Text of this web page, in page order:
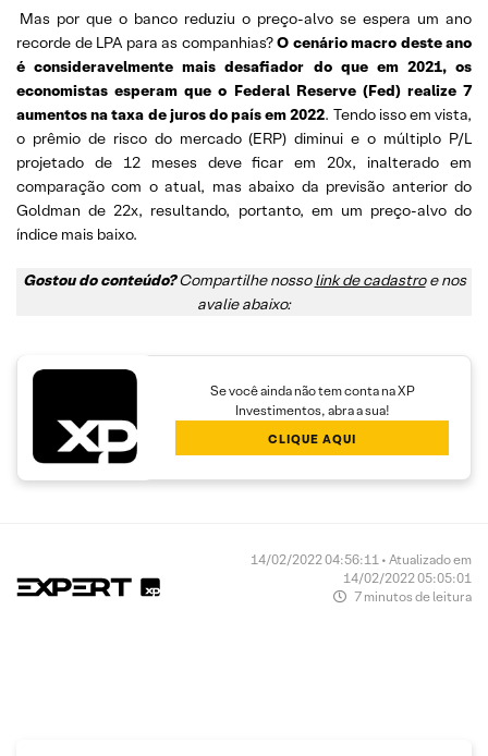
Mas por que o banco reduziu o preço-alvo se espera um ano
recorde de LPA para as companhias?O cenário macro deste ano
é consideravelmente mais desafiador do que em 2021, os
economistas esperam que o Federal Reserve (Fed) realize 7
aumentos na taxa de juros do país em 2022. Tendo isso em vista,
o prêmio de risco do mercado (ERP) diminui e o múltiplo P/L
projetado de 12 meses deve ficar em 20x, inalterado em
comparação com o atual, mas abaixo da previsão anterior do
Goldman de 22x, resultando, portanto, em um preço-alvo do
índice mais baixo.
Gostou do conteúdo?Compartilhe nossolink de cadastroe nos
avalie abaixo:
Se você ainda não tem conta na XP
Investimentos, abra a sua!
CLIQUE AQUI
14/02/2022 04:56:11 • Atualizado em
14/02/2022 05:05:01
7 minutos de leitura